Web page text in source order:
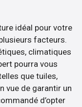
idéal pour votre
facteurs.
climatiques
pourra vous
que tuiles,
vue de garantir un
d’opter